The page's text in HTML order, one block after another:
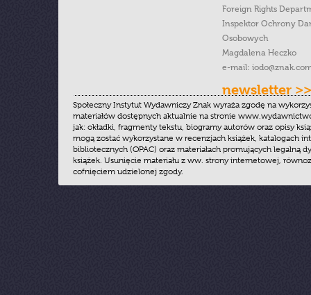
Foreign Rights
Inspektor Ochrony
Osobowych
Magdalena Heczko
e-mail:
newsletter >>
Społeczny Instytut Wydawniczy Znak wyraża zgodę na
materiałów dostępnych aktualnie na stronie
jak: okładki, fragmenty tekstu, biogramy autorów oraz opisy
mogą zostać wykorzystane w recenzjach książek, katalogach
bibliotecznych (OPAC) oraz materiałach promujących legalną
książek. Usunięcie materiału z ww. strony internetowej,
cofnięciem udzielonej zgody.